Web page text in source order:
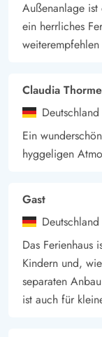
Außenanlage
ein herrliches
Claudia
Deutschland
Ein
hyggeligen
Gast
Deutschland
Das Ferienhaus
Kindern und,
separaten
ist auch für